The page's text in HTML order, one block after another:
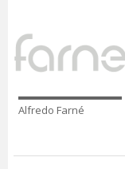
Alfredo Farné